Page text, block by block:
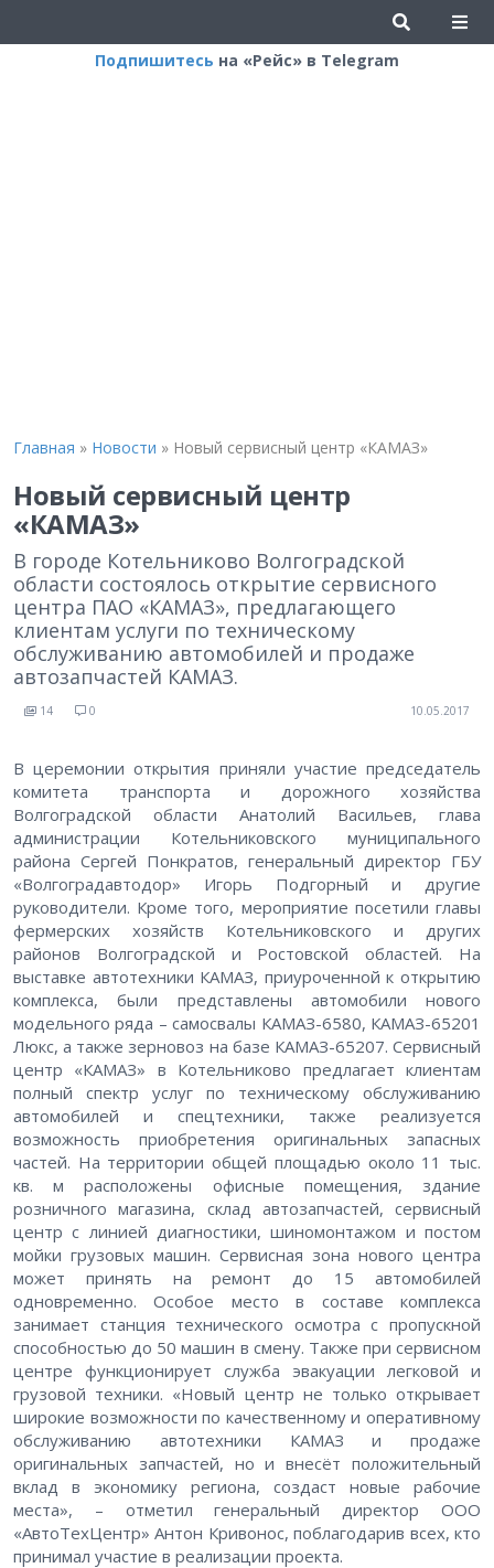
Подпишитесь на «Рейс» в Telegram
Главная » Новости » Новый сервисный центр «КАМАЗ»
Новый сервисный центр
«КАМАЗ»
В городе Котельниково Волгоградской
области состоялось открытие сервисного
центра ПАО «КАМАЗ», предлагающего
клиентам услуги по техническому
обслуживанию автомобилей и продаже
автозапчастей КАМАЗ.
14 0 10.05.2017
В церемонии открытия приняли участие председатель
комитета транспорта и дорожного хозяйства
Волгоградской области Анатолий Васильев, глава
администрации Котельниковского муниципального
района Сергей Понкратов, генеральный директор ГБУ
«Волгоградавтодор» Игорь Подгорный и другие
руководители. Кроме того, мероприятие посетили главы
фермерских хозяйств Котельниковского и других
районов Волгоградской и Ростовской областей. На
выставке автотехники КАМАЗ, приуроченной к открытию
комплекса, были представлены автомобили нового
модельного ряда – самосвалы КАМАЗ-6580, КАМАЗ-65201
Люкс, а также зерновоз на базе КАМАЗ-65207. Сервисный
центр «КАМАЗ» в Котельниково предлагает клиентам
полный спектр услуг по техническому обслуживанию
автомобилей и спецтехники, также реализуется
возможность приобретения оригинальных запасных
частей. На территории общей площадью около 11 тыс.
кв. м расположены офисные помещения, здание
розничного магазина, склад автозапчастей, сервисный
центр с линией диагностики, шиномонтажом и постом
мойки грузовых машин. Сервисная зона нового центра
может принять на ремонт до 15 автомобилей
одновременно. Особое место в составе комплекса
занимает станция технического осмотра с пропускной
способностью до 50 машин в смену. Также при сервисном
центре функционирует служба эвакуации легковой и
грузовой техники. «Новый центр не только открывает
широкие возможности по качественному и оперативному
обслуживанию автотехники КАМАЗ и продаже
оригинальных запчастей, но и внесёт положительный
вклад в экономику региона, создаст новые рабочие
места», – отметил генеральный директор ООО
«АвтоТехЦентр» Антон Кривонос, поблагодарив всех, кто
принимал участие в реализации проекта.